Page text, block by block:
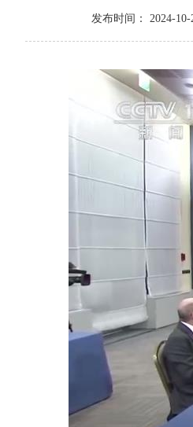
发布时间： 2024-10-